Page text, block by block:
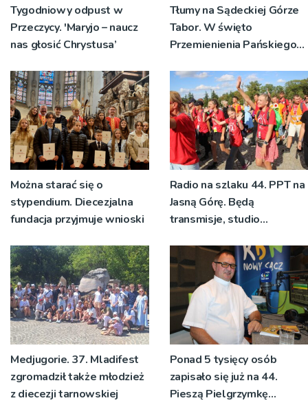
Tygodniowy odpust w
Przeczycy. 'Maryjo – naucz
nas głosić Chrystusa’
Tłumy na Sądeckiej Górze
Tabor. W święto
Przemienienia Pańskiego
znaczeniu Sakramentów
[ZDJĘCIA]
Można starać się o
stypendium. Diecezjalna
fundacja przyjmuje wnioski
Radio na szlaku 44. PPT na
Jasną Górę. Będą
transmisje, studio
pozdrowienia
Medjugorie. 37. Mladifest
zgromadził także młodzież
z diecezji tarnowskiej
Ponad 5 tysięcy osób
zapisało się już na 44.
Pieszą Pielgrzymkę